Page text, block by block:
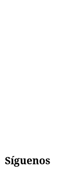
Síguenos